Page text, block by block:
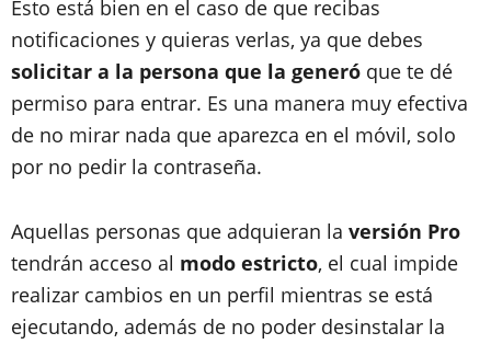
Esto está bien en el caso de que recibas
notificaciones y quieras verlas, ya que debes
solicitar a la persona que la generó que te dé
permiso para entrar. Es una manera muy efectiva
de no mirar nada que aparezca en el móvil, solo
por no pedir la contraseña.
Aquellas personas que adquieran la versión Pro
tendrán acceso al modo estricto, el cual impide
realizar cambios en un perfil mientras se está
ejecutando, además de no poder desinstalar la